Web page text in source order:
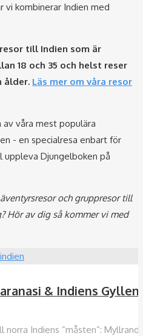
vi kombinerar Indien med
till Indien som är
18 och 35 och helst reser
ålder. Läs mer om våra resor
av våra mest populära
- en specialresa enbart för
uppleva Djungelboken på
och gruppresor till
Hör av dig så kommer vi med
& Indiens
norra Indiens ”måsten”: